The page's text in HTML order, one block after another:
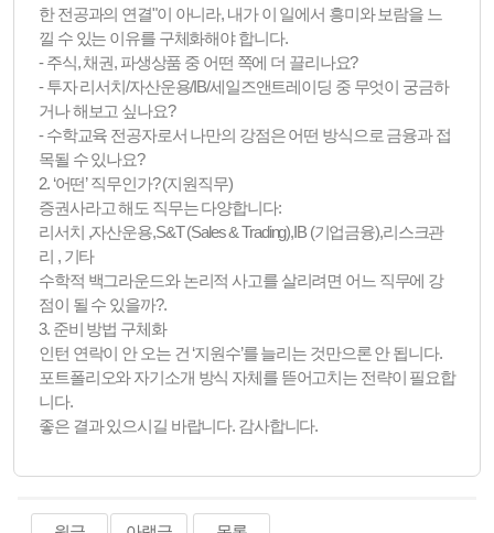
한 전공과의 연결"이 아니라, 내가 이 일에서 흥미와 보람을 느
낄 수 있는 이유를 구체화해야 합니다.
- 주식, 채권, 파생상품 중 어떤 쪽에 더 끌리나요?
- 투자 리서치/자산운용/IB/세일즈앤트레이딩 중 무엇이 궁금하
거나 해보고 싶나요?
- 수학교육 전공자로서 나만의 강점은 어떤 방식으로 금융과 접
목될 수 있나요?
2. ‘어떤’ 직무인가? (지원직무)
증권사라고 해도 직무는 다양합니다:
리서치 ,자산운용,S&T (Sales & Trading),IB (기업금융),리스크관
리 , 기타
수학적 백그라운드와 논리적 사고를 살리려면 어느 직무에 강
점이 될 수 있을까?.
3. 준비 방법 구체화
인턴 연락이 안 오는 건 ‘지원수’를 늘리는 것만으론 안 됩니다.
포트폴리오와 자기소개 방식 자체를 뜯어고치는 전략이 필요합
니다.
좋은 결과 있으시길 바랍니다. 감사합니다.